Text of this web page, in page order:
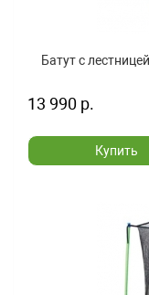
Батут с
13 990 р.
Купить